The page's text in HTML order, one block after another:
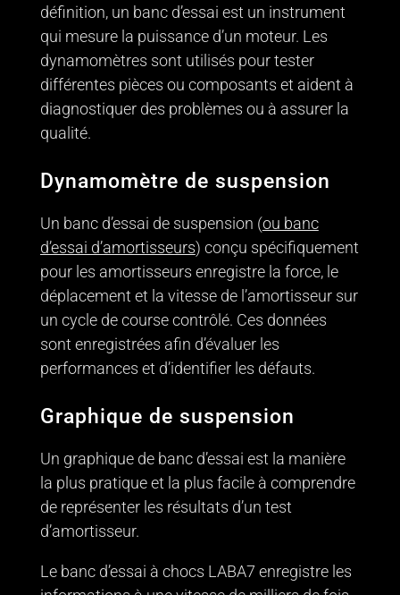
définition, un banc d’essai est un instrument
qui mesure la puissance d’un moteur. Les
dynamomètres sont utilisés pour tester
différentes pièces ou composants et aident à
diagnostiquer des problèmes ou à assurer la
qualité.
Dynamomètre de suspension
Un banc d’essai de suspension (ou banc
d’essai d’amortisseurs) conçu spécifiquement
pour les amortisseurs enregistre la force, le
déplacement et la vitesse de l’amortisseur sur
un cycle de course contrôlé. Ces données
sont enregistrées afin d’évaluer les
performances et d’identifier les défauts.
Graphique de suspension
Un graphique de banc d’essai est la manière
la plus pratique et la plus facile à comprendre
de représenter les résultats d’un test
d’amortisseur.
Le banc d’essai à chocs LABA7 enregistre les